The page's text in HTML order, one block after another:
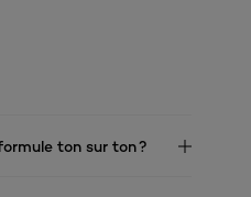
ton sur ton ?